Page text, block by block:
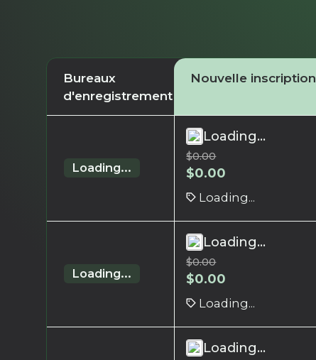
Bureaux
d'enregistrement
Nouvelle inscription
Loading...
Loading...
$0.00
$0.00
Loading...
Loading...
Loading...
$0.00
$0.00
Loading...
Loading...